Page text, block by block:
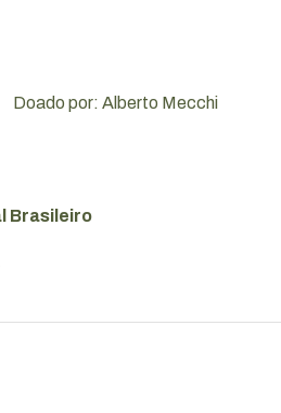
Doado por: Alberto Mecchi
Brasileiro